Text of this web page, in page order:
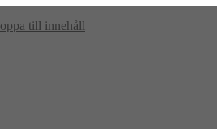
till innehåll